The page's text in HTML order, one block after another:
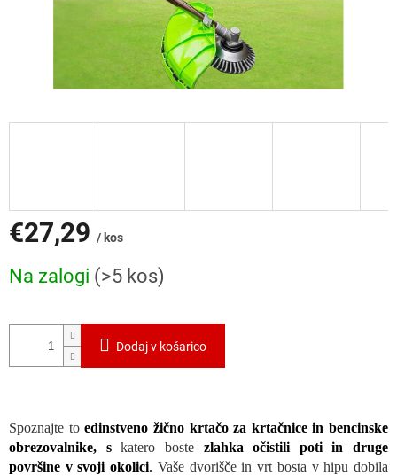
€27,29 / kos
mere:
Na zalogi (>5 kos)
Dodaj v košarico
Spoznajte toedinstveno žično krtačo za krtačnice in bencinske
obrezovalnike, s
katero boste zlahka očistili poti in druge
površine v svoji okolici. Vaše dvorišče in vrt bosta v hipu dobila